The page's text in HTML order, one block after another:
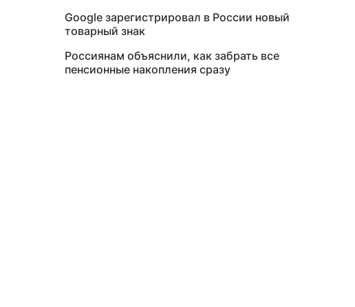
Google зарегистрировал в России новый
товарный знак
Россиянам объяснили, как забрать все
пенсионные накопления сразу